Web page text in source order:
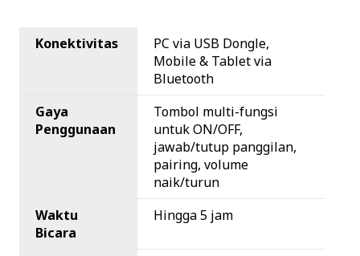
Konektivitas
PC via USB Dongle,
Mobile & Tablet via
Bluetooth
Gaya
Penggunaan
Tombol multi-fungsi
untuk ON/OFF,
jawab/tutup panggilan,
pairing, volume
naik/turun
Waktu
Bicara
Hingga 5 jam